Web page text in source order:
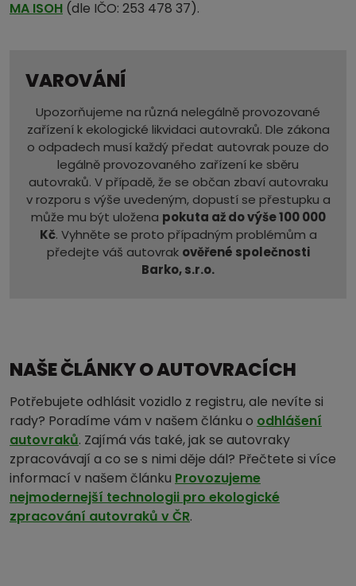
MA ISOH (dle IČO: 253 478 37).
VAROVÁNÍ
Upozorňujeme na různá nelegálně provozované
zařízení k ekologické likvidaci autovraků. Dle zákona
o odpadech musí každý předat autovrak pouze do
legálně provozovaného zařízení ke sběru
autovraků. V případě, že se občan zbaví autovraku
v rozporu s výše uvedeným, dopustí se přestupku a
může mu být uložena pokuta až do výše 100 000
Kč. Vyhněte se proto případným problémům a
předejte váš autovrak ověřené společnosti
Barko, s.r.o.
NAŠE ČLÁNKY O AUTOVRACÍCH
Potřebujete odhlásit vozidlo z registru, ale nevíte si
rady? Poradíme vám v našem článku o odhlášení
autovraků. Zajímá vás také, jak se autovraky
zpracovávají a co se s nimi děje dál? Přečtete si více
informací v našem článku Provozujeme
nejmodernejší technologii pro ekologické
zpracování autovraků v ČR.